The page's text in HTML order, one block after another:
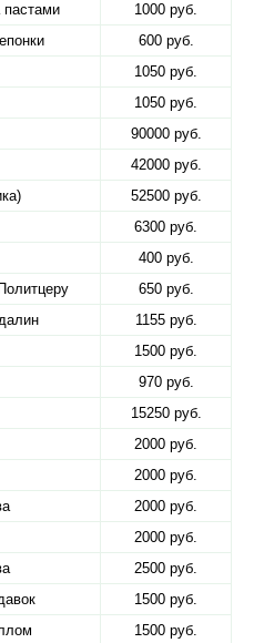
пастами
1000 руб.
600 руб.
1050 руб.
1050 руб.
90000 руб.
42000 руб.
52500 руб.
6300 руб.
400 руб.
650 руб.
1155 руб.
1500 руб.
970 руб.
15250 руб.
2000 руб.
2000 руб.
2000 руб.
2000 руб.
2500 руб.
1500 руб.
1500 руб.